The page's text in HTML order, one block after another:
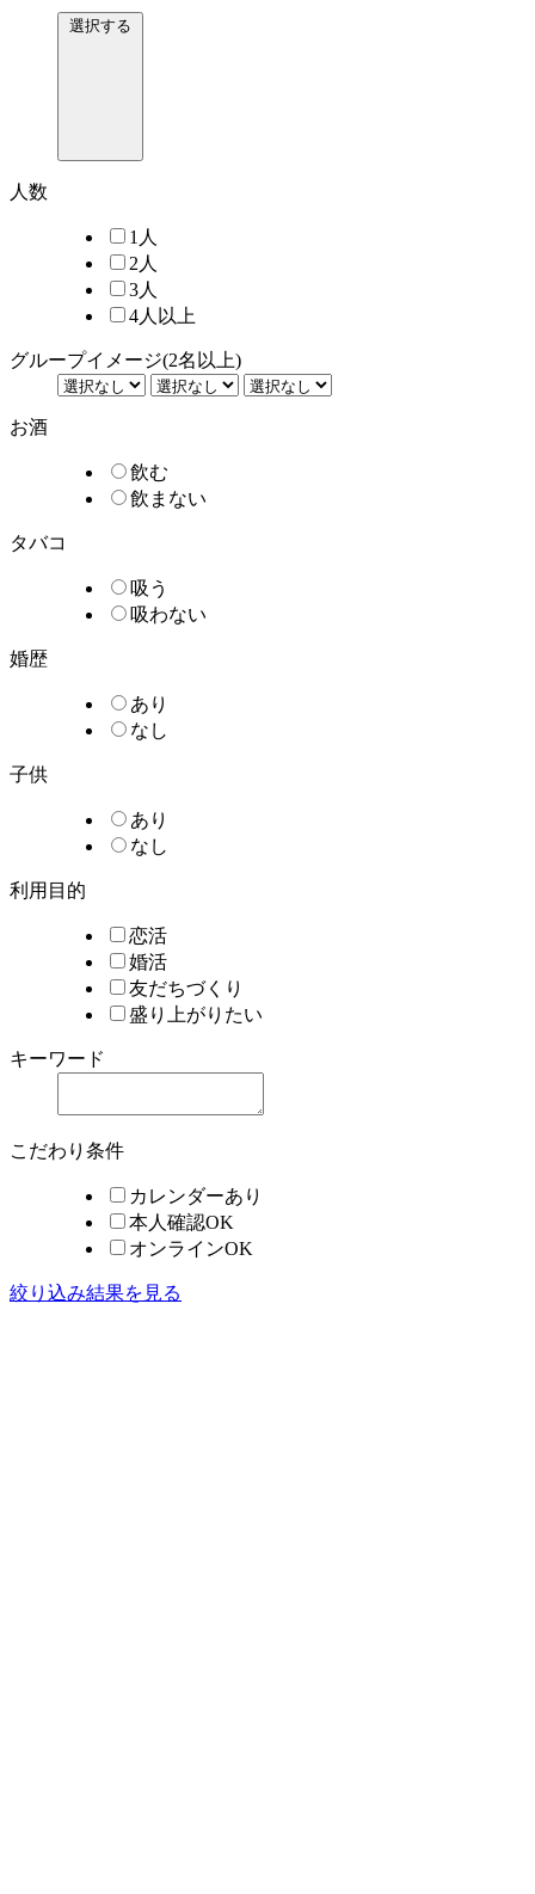
選択する
人数
1人
2人
3人
4人以上
グループイメージ(2名以上)
お酒
飲む
飲まない
タバコ
吸う
吸わない
婚歴
あり
なし
子供
あり
なし
利用目的
恋活
婚活
友だちづくり
盛り上がりたい
キーワード
こだわり条件
カレンダーあり
本人確認OK
オンラインOK
絞り込み結果を見る